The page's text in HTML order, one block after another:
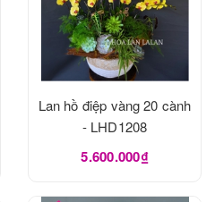
Lan hồ điệp vàng 20 cành
- LHD1208
5.600.000₫